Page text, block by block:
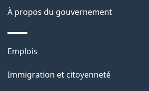
d
e
l
a
site
À propos du gouvernement
Thèmes
sujets
Emplois
Immigration et citoyenneté